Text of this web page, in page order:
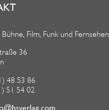
Film, Funk und Fernsehen
36
48 53 86
51 54 02